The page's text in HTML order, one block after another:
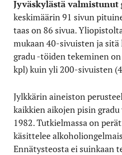
Jyväskylästä valmistunut
keskimäärin 91 sivun
taas on 86 sivua.
mukaan 40-sivuisten ja
gradu -töiden tekeminen
kpl) kuin yli 200-sivuisten
Jylkkärin aineiston
kaikkien aikojen pisin
1982. Tutkielmassa on
käsittelee
Ennätysteosta ei suinkaan